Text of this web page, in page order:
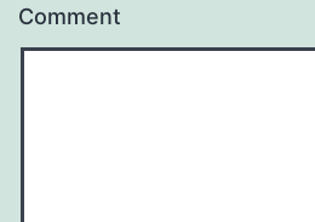
Comment